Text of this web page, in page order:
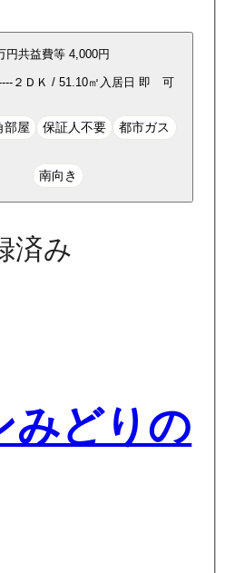
円共益費等 4,000円
２ＤＫ / 51.10㎡ 入居日 即 可
部屋 保証人不要 都市ガス
南向き
済み
みどりの